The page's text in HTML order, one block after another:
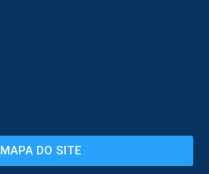
MAPA DO SITE